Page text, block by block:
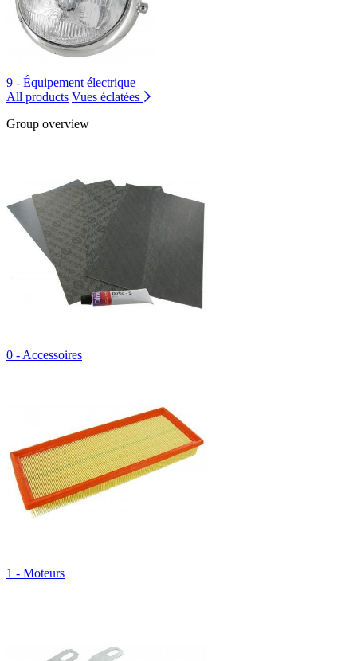
9 - Équipement électrique
All products Vues éclatées
Group overview
0 - Accessoires
1 - Moteurs